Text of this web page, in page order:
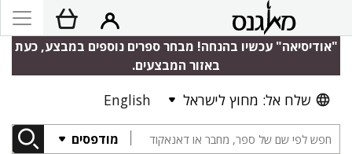
"אודיסיאה" עכשיו בהנחה! מבחר ספרים נוספים במבצע, כעת
באזור המבצעים.
שלח אל: מחוץ לישראל English
מודפסים